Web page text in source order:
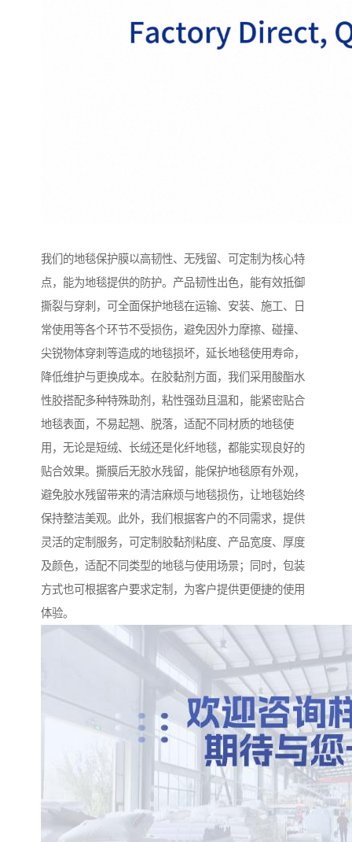
我们的地毯保护膜以高韧性、无残留、可定制为核心特
点，能为地毯提供的防护。产品韧性出色，能有效抵御
撕裂与穿刺，可全面保护地毯在运输、安装、施工、日
常使用等各个环节不受损伤，避免因外力摩擦、碰撞、
尖锐物体穿刺等造成的地毯损坏，延长地毯使用寿命，
降低维护与更换成本。在胶黏剂方面，我们采用酸酯水
性胶搭配多种特殊助剂，粘性强劲且温和，能紧密贴合
地毯表面，不易起翘、脱落，适配不同材质的地毯使
用，无论是短绒、长绒还是化纤地毯，都能实现良好的
贴合效果。撕膜后无胶水残留，能保护地毯原有外观，
避免胶水残留带来的清洁麻烦与地毯损伤，让地毯始终
保持整洁美观。此外，我们根据客户的不同需求，提供
灵活的定制服务，可定制胶黏剂粘度、产品宽度、厚度
及颜色，适配不同类型的地毯与使用场景；同时，包装
方式也可根据客户要求定制，为客户提供更便捷的使用
体验。